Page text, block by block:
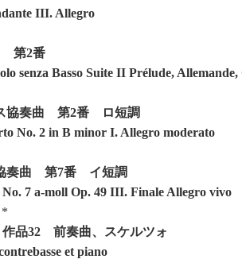
III. Allegro
第2番
senza Basso Suite II Prélude,
協奏曲 第2番 ロ短調
No. 2 in B minor I. Allegro moderato
奏曲 第7番 イ短調
7 a-moll Op. 49 III. Finale Allegro vivo
品32 前奏曲、スケルツォ
et piano